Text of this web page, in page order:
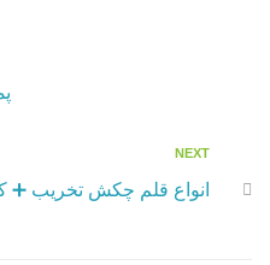
ب
N
e
NEXT
انواع قلم چکش تخریب ➕